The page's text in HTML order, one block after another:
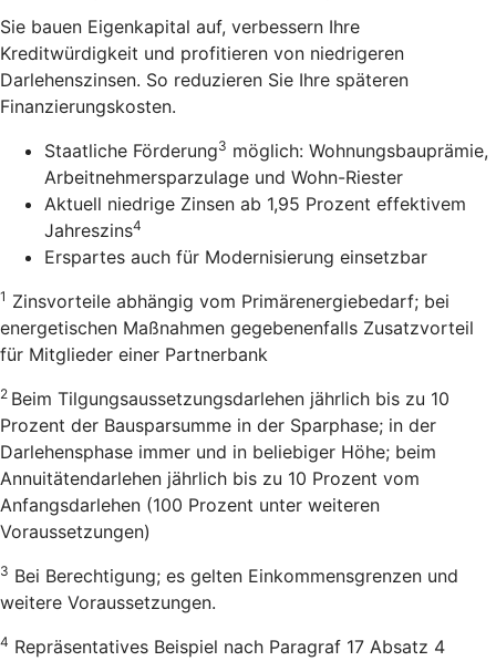
Sie bauen Eigenkapital auf, verbessern Ihre
Kreditwürdigkeit und profitieren von niedrigeren
Darlehenszinsen. So reduzieren Sie Ihre späteren
Finanzierungskosten.
Staatliche Förderung3 möglich: Wohnungsbauprämie,
Arbeitnehmersparzulage und Wohn-Riester
Aktuell niedrige Zinsen ab 1,95 Prozent effektivem
Jahreszins4
Erspartes auch für Modernisierung einsetzbar
1 Zinsvorteile abhängig vom Primärenergiebedarf; bei
energetischen Maßnahmen gegebenenfalls Zusatzvorteil
für Mitglieder einer Partnerbank
2 Beim Tilgungsaussetzungsdarlehen jährlich bis zu 10
Prozent der Bausparsumme in der Sparphase; in der
Darlehensphase immer und in beliebiger Höhe; beim
Annuitätendarlehen jährlich bis zu 10 Prozent vom
Anfangsdarlehen (100 Prozent unter weiteren
Voraussetzungen)
3 Bei Berechtigung; es gelten Einkommensgrenzen und
weitere Voraussetzungen.
4 Repräsentatives Beispiel nach Paragraf 17 Absatz 4